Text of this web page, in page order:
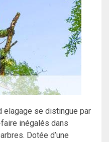
elagage se distingue par
inégalés dans
Dotée d’une